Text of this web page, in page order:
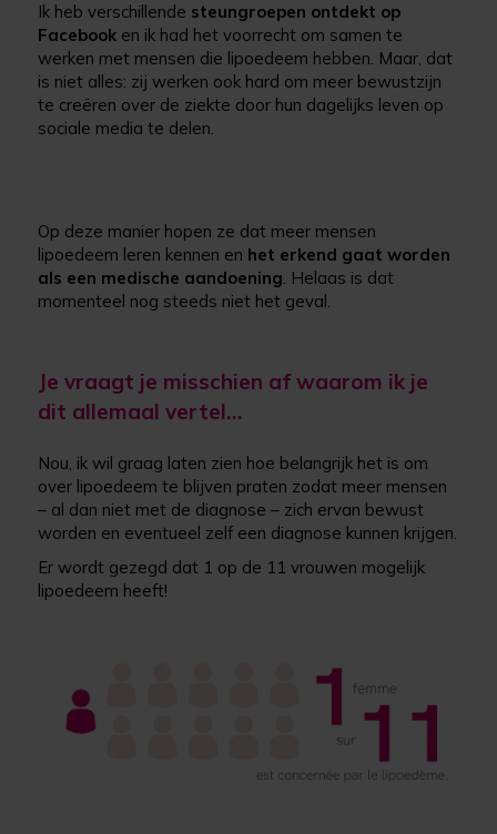
Ik heb verschillende steungroepen ontdekt op
Facebook en ik had het voorrecht om samen te
werken met mensen die lipoedeem hebben. Maar, dat
is niet alles: zij werken ook hard om meer bewustzijn
te creëren over de ziekte door hun dagelijks leven op
sociale media te delen.
Op deze manier hopen ze dat meer mensen
lipoedeem leren kennen en het erkend gaat worden
als een medische aandoening. Helaas is dat
momenteel nog steeds niet het geval.
Je vraagt je misschien af waarom ik je
dit allemaal vertel…
Nou, ik wil graag laten zien hoe belangrijk het is om
over lipoedeem te blijven praten zodat meer mensen
– al dan niet met de diagnose – zich ervan bewust
worden en eventueel zelf een diagnose kunnen krijgen.
Er wordt gezegd dat 1 op de 11 vrouwen mogelijk
lipoedeem heeft!